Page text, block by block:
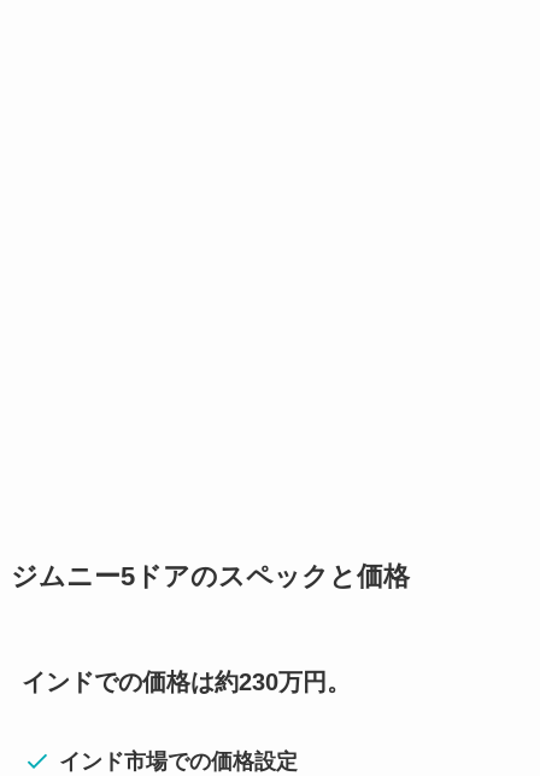
ジムニー5ドアのスペックと価格
インドでの価格は約230万円。
インド市場での価格設定